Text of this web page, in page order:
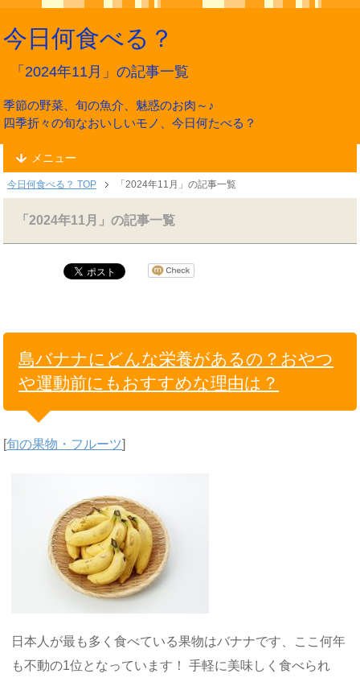
今日何食べる？
「2024年11月」の記事一覧
季節の野菜、旬の魚介、魅惑のお肉～♪
四季折々の旬なおいしいモノ、今日何たべる？
メニュー
今日何食べる？ TOP 「2024年11月」の記事一覧
「2024年11月」の記事一覧
島バナナにどんな栄養があるの？おやつ
や運動前にもおすすめな理由は？
[旬の果物・フルーツ]
日本人が最も多く食べている果物はバナナです、ここ何年
も不動の1位となっています！ 手軽に美味しく食べられ